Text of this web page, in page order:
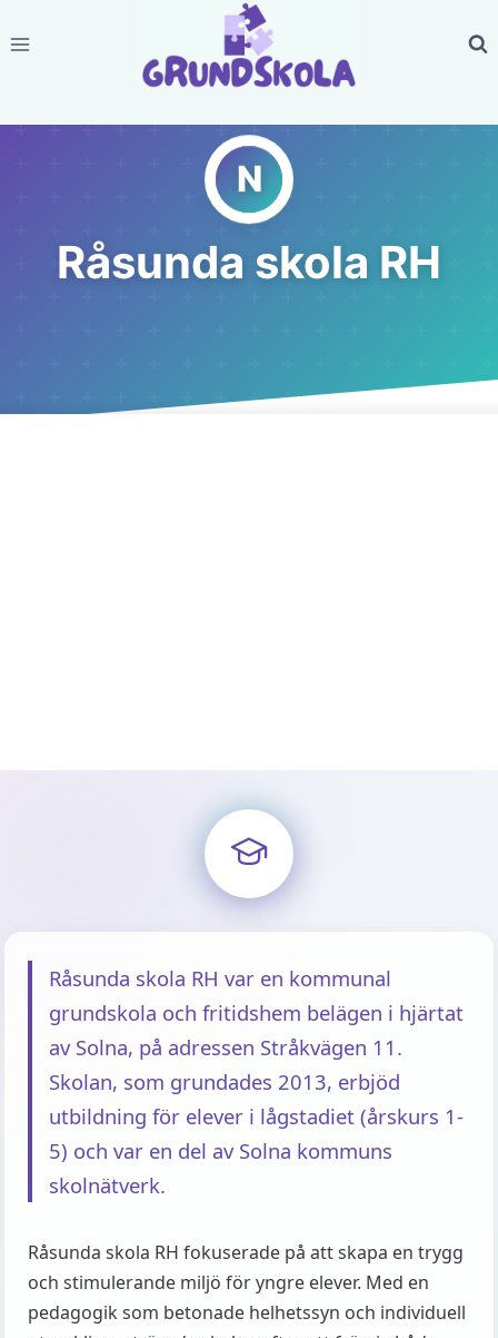
to
Råsunda skola RH
Råsunda skola RH var en kommunal
grundskola och fritidshem belägen i hjärtat
av Solna, på adressen Stråkvägen 11.
Skolan, som grundades 2013, erbjöd
utbildning för elever i lågstadiet (årskurs 1-
5) och var en del av Solna kommuns
skolnätverk.
Råsunda skola RH fokuserade på att skapa en trygg
och stimulerande miljö för yngre elever. Med en
pedagogik som betonade helhetssyn och individuell